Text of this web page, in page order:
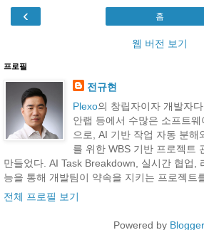
‹ 홈
웹 버전 보기
프로필
전규현
Plexo의 창립자이자 개발자
안랩 등에서 수많은 소프트
으로, AI 기반 작업 자동 분해
를 위한 WBS 기반 프로젝트
만들었다. AI Task Breakdown, 실시간 협업,
능을 통해 개발팀이 약속을 지키는 프로젝트
전체 프로필 보기
Powered by Blogger.